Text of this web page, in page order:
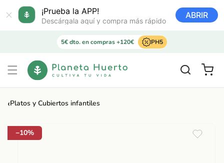
¡Prueba la APP!
Descárgala aquí y compra más rápido
ABRIR
directamente
al contenido
5€ dto. en compras +120€ PH5
Carrito
‹Platos y Cubiertos infantiles
a la
información
−10%